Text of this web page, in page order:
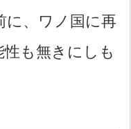
に、ワノ国に再
も無きにしも